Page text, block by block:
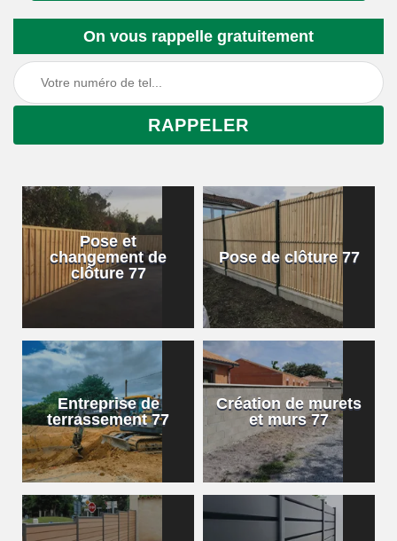
On vous rappelle gratuitement
Pose et
changement de
clôture 77
Pose de clôture 77
Entreprise de
terrassement 77
Création de murets
et murs 77